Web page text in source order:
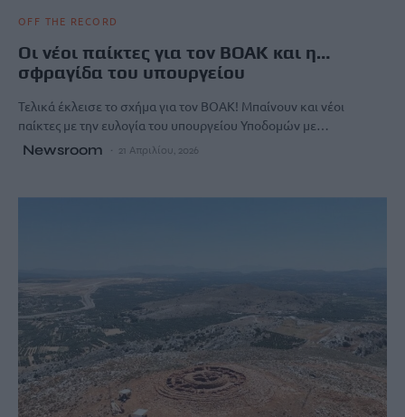
OFF THE RECORD
Οι νέοι παίκτες για τον ΒΟΑΚ και η…
σφραγίδα του υπουργείου
Τελικά έκλεισε το σχήμα για τον ΒΟΑΚ! Μπαίνουν και νέοι
παίκτες με την ευλογία του υπουργείου Υποδομών με…
Newsroom 21 Απριλίου, 2026